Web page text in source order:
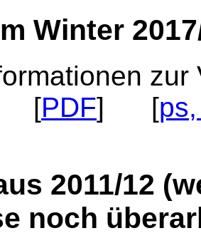
Winter
zur
PDF] [
2011/12
noch